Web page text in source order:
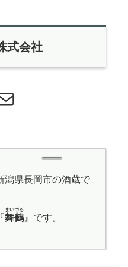
式会社
ル
潟県長岡市の酒蔵で
舞鶴
まいづる
』です。